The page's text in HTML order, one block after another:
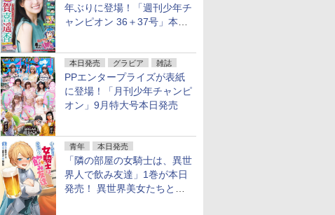
年ぶりに登場！「週刊少年チ
ャンピオン 36＋37号」本日
本日発売 グラビア 雑誌
PPエンタープライズが表紙
に登場！「月刊少年チャンピ
オン」9月特大号本日発売
青年 本日発売
「隣の部屋の女騎士は、異世
界人で飲み友達」1巻が本日
発売！ 異世界美女たちとハ